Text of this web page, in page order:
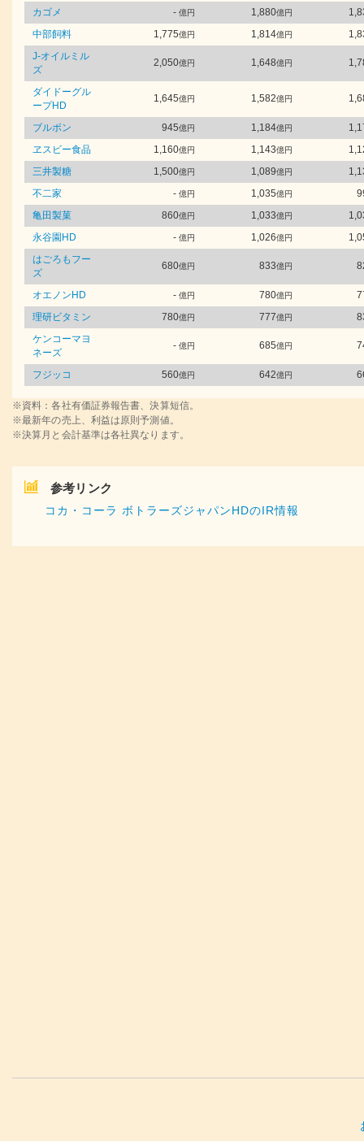
カゴメ - 億円 1,880億円
中部飼料
1,775億円 1,814億円
J-オイルミル
ズ
2,050億円 1,648億円
ダイドーグル
ープHD
1,645億円 1,582億円
ブルボン 945億円 1,184億円
ヱスビー食品
1,160億円 1,143億円
三井製糖
1,500億円 1,089億円
不二家
- 億円 1,035億円
亀田製菓
860億円 1,033億円
永谷園HD
- 億円 1,026億円
はごろもフー
ズ
680億円 833億円
オエノンHD - 億円 780億円
理研ビタミン
780億円 777億円
ケンコーマヨ
ネーズ
- 億円 685億円
フジッコ 560億円 642億円
※資料：各社有価証券報告書、決算短信。
※最新年の売上、利益は原則予測値。
※決算月と会計基準は各社異なります。
参考リンク
コカ・コーラ ボトラーズジャパンHDのIR情報